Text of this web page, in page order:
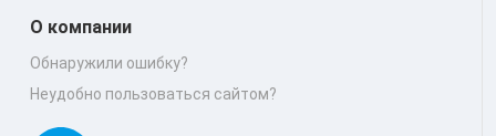
О компании
Обнаружили ошибку?
Неудобно пользоваться сайтом?